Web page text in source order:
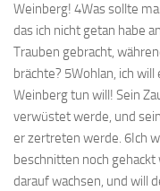
Weinberg! 4Was sollte
das ich nicht getan habe
Trauben gebracht,
brächte? 5Wohlan, ich
Weinberg tun will! Sein
verwüstet werde, und
er zertreten werde. 6Ich
beschnitten noch
darauf wachsen, und will